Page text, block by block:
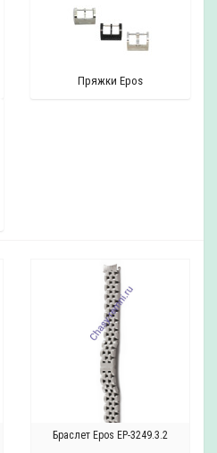
Пряжки Epos
Браслет Epos EP-3249.3.2